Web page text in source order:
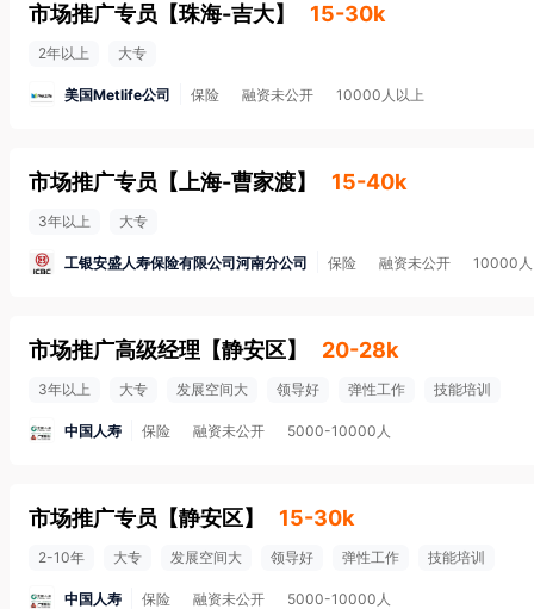
市场推广专员 【珠海-吉大】 15-30k
2年以上 大专
美国Metlife公司 保险 融资未公开 10000人以上
市场推广专员 【 上海-曹家渡】 15-40k
3年以上 大专
工银安盛人寿保险有限公司河南分公司 保险 融资未公开 10000
市场推广高级经理 【静安区】 20-28k
3年以上 大专 发展空间大 领导好 弹性工作 技能培训
中国人寿 保险 融资未公开 5000-10000人
市场推广专员 【静安区】 15-30k
2-10年 大专 发展空间大 领导好 弹性工作 技能培训
中国人寿 保险 融资未公开 5000-10000人